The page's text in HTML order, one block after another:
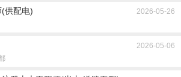
供配电)
2026-05-26
2026-05-06